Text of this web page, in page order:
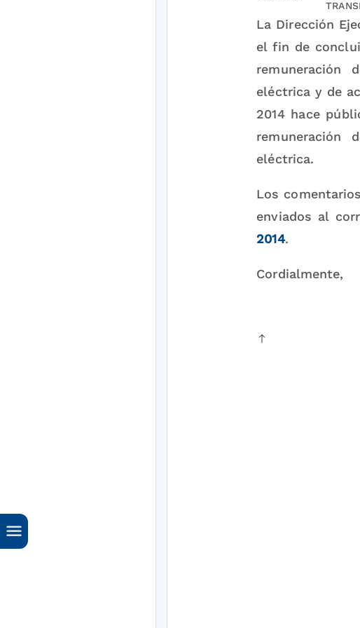
La Dirección
el fin de
remuneración
eléctrica y de
2014 hace
remuneración
eléctrica.
Los
enviados al
2014.
Cordialmente,